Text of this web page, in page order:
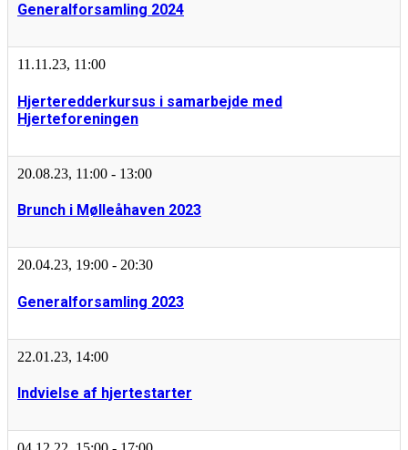
Generalforsamling 2024
11.11.23, 11:00
Hjerteredderkursus i samarbejde med
Hjerteforeningen
20.08.23, 11:00 - 13:00
Brunch i Mølleåhaven 2023
20.04.23, 19:00 - 20:30
Generalforsamling 2023
22.01.23, 14:00
Indvielse af hjertestarter